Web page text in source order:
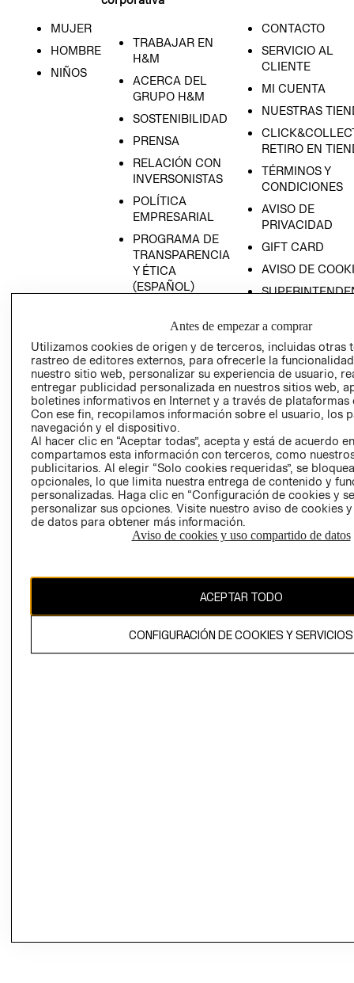
MUJER
HOMBRE
NIÑOS
TRABAJAR EN
H&M
ACERCA DEL
GRUPO H&M
SOSTENIBILIDAD
PRENSA
RELACIÓN CON
INVERSONISTAS
POLÍTICA
EMPRESARIAL
PROGRAMA DE
TRANSPARENCIA
Y ÉTICA
(ESPAÑOL)
TRANSPARENCIA
Y ÉTICA (INGLÉS)
CONTACTO
SERVICIO AL
CLIENTE
MI CUENTA
NUESTRAS
RETIRO EN
TÉRMINOS Y
CONDICIONES
AVISO DE
PRIVACIDAD
GIFT CARD
AVISO DE
COMERCIO - SIC
PETICIONES
QUEJAS Y
RECLAMOS
Colombia ($)
CAMBIAR REGIÓN
propiedad de H&M Hennes & Mauritz AB.
Antes de empezar a comprar
Utilizamos cookies de origen y de terceros, incluidas otras
rastreo de editores externos, para ofrecerle la
nuestro sitio web, personalizar su experiencia de usuario,
entregar publicidad personalizada en nuestros sitios web,
boletines informativos en Internet y a través de plataformas
Con ese fin, recopilamos información sobre el usuario, los
navegación y el dispositivo.
Al hacer clic en “Aceptar todas”, acepta y está de acuerdo
compartamos esta información con terceros, como
publicitarios. Al elegir “Solo cookies requeridas”, se
opcionales, lo que limita nuestra entrega de contenido y
personalizadas. Haga clic en “Configuración de cookies y
personalizar sus opciones. Visite nuestro aviso de cookies
de datos para obtener más información.
Aviso de cookies y uso compartido de datos
ACEPTAR TODO
CONFIGURACIÓN DE COOKIES Y SERVICIOS